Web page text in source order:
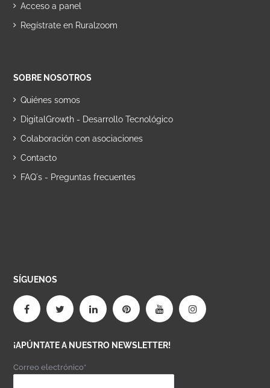
Acceso a panel
Regístrate en Ruralzoom
SOBRE NOSOTROS
Quiénes somos
DigitalGrowth - Desarrollo Tecnológico
Colaboración con asociaciones
Contacto
FAQ´s - Preguntas frecuentes
SÍGUENOS
¡APÚNTATE A NUESTRO NEWSLETTER!
Correo electrónico*